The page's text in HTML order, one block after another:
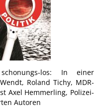
los: In einer
Roland Tichy, MDR-
Axel Hemmerling, Polizei-
Autoren